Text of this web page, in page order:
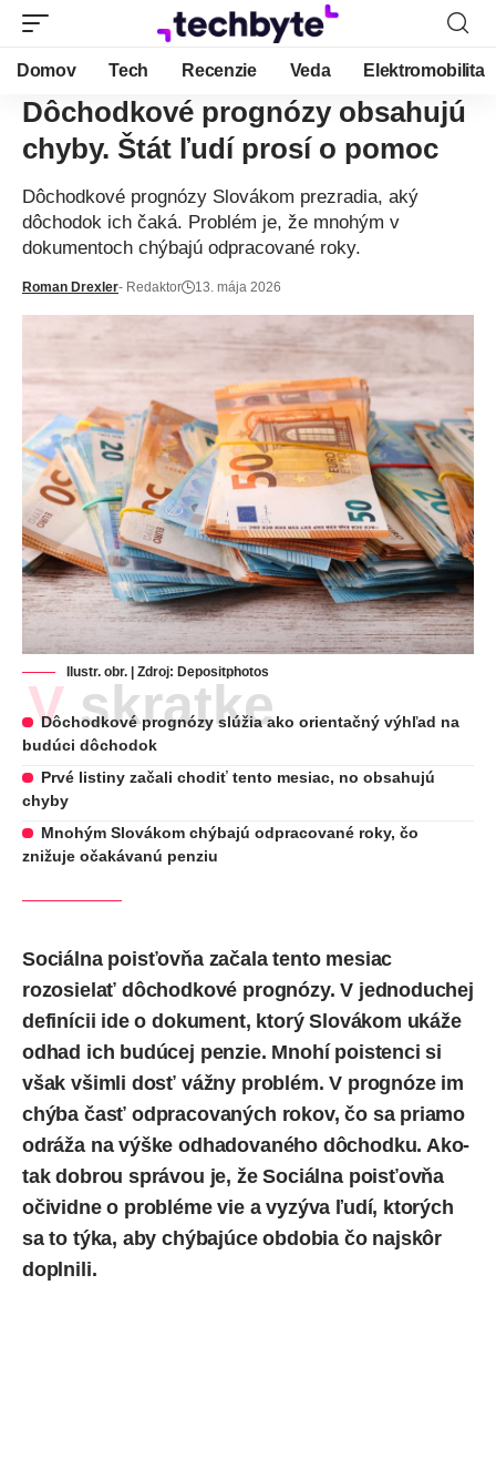
Domov Tech Recenzie Veda Elektromobilita
Dôchodkové prognózy obsahujú
chyby. Štát ľudí prosí o pomoc
Dôchodkové prognózy Slovákom prezradia, aký
dôchodok ich čaká. Problém je, že mnohým v
dokumentoch chýbajú odpracované roky.
Roman Drexler- Redaktor 13. mája 2026
Ilustr. obr. | Zdroj: Depositphotos
V skratke
Dôchodkové prognózy slúžia ako orientačný výhľad na
budúci dôchodok
Prvé listiny začali chodiť tento mesiac, no obsahujú
chyby
Mnohým Slovákom chýbajú odpracované roky, čo
znižuje očakávanú penziu
Sociálna poisťovňazačala tento mesiac
rozosielať dôchodkové prognózy. V jednoduchej
definícii ide o dokument, ktorý Slovákom ukáže
odhad ich budúcej penzie. Mnohí poistenci si
však všimli dosť vážny problém. V prognóze im
chýba časť odpracovaných rokov, čo sa priamo
odráža na výške odhadovaného dôchodku. Ako-
tak dobrou správou je, že Sociálna poisťovňa
očividne o probléme vie a vyzýva ľudí, ktorých
sa to týka, aby chýbajúce obdobia čo najskôr
doplnili.